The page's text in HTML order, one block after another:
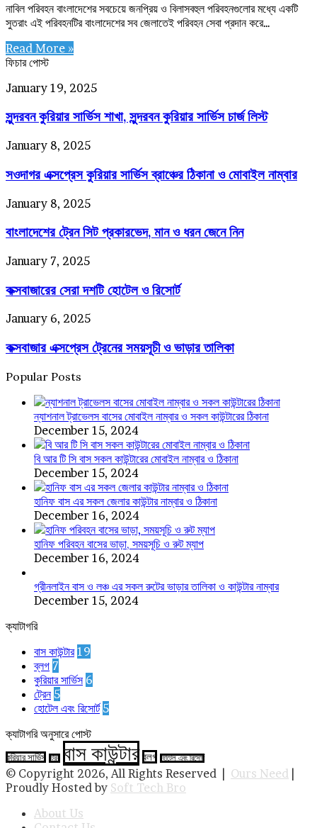
নাবিল পরিবহন বাংলাদেশের সবচেয়ে জনপ্রিয় ও বিলাসবহুল পরিবহনগুলোর মধ্যে একটি
সুতরাং এই পরিবহনটির বাংলাদেশের সব জেলাতেই পরিবহন সেবা প্রদান করে…
Read More »
ফিচার পোস্ট
সুন্দরবন
সার্ভিস
শাখা,
সুন্দরবন
সার্ভিস
লিস্ট
January 19, 2025
সুন্দরবন কুরিয়ার সার্ভিস শাখা, সুন্দরবন কুরিয়ার সার্ভিস চার্জ লিস্ট
সওদাগর
কুরিয়ার
ব্রাঞ্চের
ও
নাম্বার
January 8, 2025
সওদাগর এক্সপ্রেস কুরিয়ার সার্ভিস ব্রাঞ্চের ঠিকানা ও মোবাইল নাম্বার
বাংলাদেশের
সিট
মান
ধরন
নিন
January 8, 2025
বাংলাদেশের ট্রেন সিট প্রকারভেদ, মান ও ধরন জেনে নিন
কক্সবাজারের
দশটি
ও
January 7, 2025
কক্সবাজারের সেরা দশটি হোটেল ও রিসোর্ট
কক্সবাজার
ট্রেনের
ও
তালিকা
January 6, 2025
কক্সবাজার এক্সপ্রেস ট্রেনের সময়সূচী ও ভাড়ার তালিকা
Popular Posts
ন্যাশনাল ট্রাভেলস বাসের মোবাইল নাম্বার ও সকল কাউন্টারের ঠিকানা
December 15, 2024
বি আর টি সি বাস সকল কাউন্টারের মোবাইল নাম্বার ও ঠিকানা
December 15, 2024
হানিফ বাস এর সকল জেলার কাউন্টার নাম্বার ও ঠিকানা
December 16, 2024
হানিফ পরিবহন বাসের ভাড়া, সময়সূচি ও রুট ম্যাপ
December 16, 2024
গ্রীনলাইন বাস ও লঞ্চ এর সকল রুটের ভাড়ার তালিকা ও কাউন্টার নাম্বার
December 15, 2024
ক্যাটাগরি
বাস কাউন্টার 19
ব্লগ 7
কুরিয়ার সার্ভিস 6
ট্রেন 5
হোটেল এবং রিসোর্ট 5
ক্যাটাগরি অনুসারে পোস্ট
কুরিয়ার সার্ভিস ট্রেন বাস কাউন্টার ব্লগ হোটেল এবং রিসোর্ট
© Copyright 2026, All Rights Reserved | Ours Need |
Proudly Hosted by Soft Tech Bro
About Us